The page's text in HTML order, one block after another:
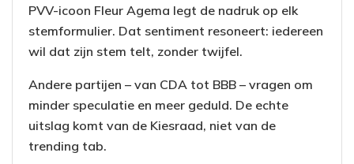
PVV-icoon Fleur Agema legt de nadruk op elk
stemformulier. Dat sentiment resoneert: iedereen
wil dat zijn stem telt, zonder twijfel.
Andere partijen – van CDA tot BBB – vragen om
minder speculatie en meer geduld. De echte
uitslag komt van de Kiesraad, niet van de
trending tab.